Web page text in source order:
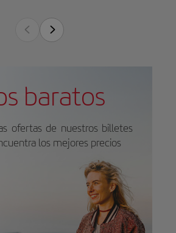
baratos
ofertas de nuestros billetes
los mejores precios